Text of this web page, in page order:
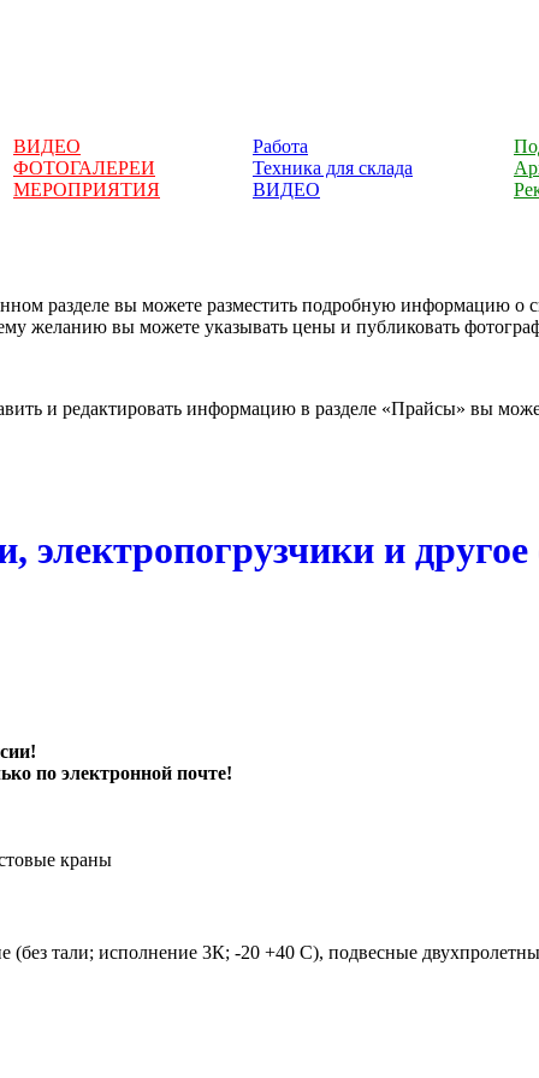
ВИДЕО Работа
ФОТОГАЛЕРЕИ Техника для склада
МЕРОПРИЯТИЯ ВИДЕО
разделе вы можете разместить подробную информацию о
желанию вы можете указывать цены и публиковать
и редактировать информацию в разделе «Прайсы» вы
и другое
по электронной почте!
краны
(без тали; исполнение 3К; -20 +40 С), подвесные